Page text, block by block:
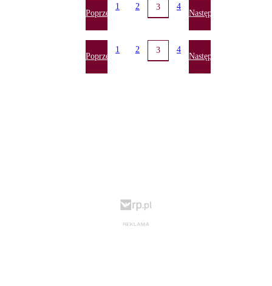
Poprzednia
1 2 3 4
Następna
Poprzednia
1 2 3 4
Następna